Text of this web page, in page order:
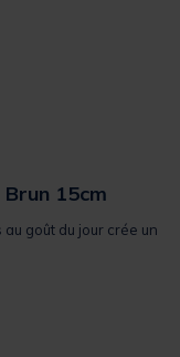
15cm
goût du jour crée un